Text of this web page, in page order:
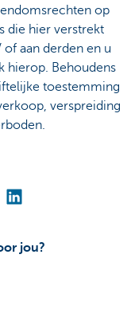
op
die hier verstrekt
aan derden en u
hierop. Behoudens
toestemming
verspreiding
jou?